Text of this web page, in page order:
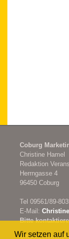
Wir setzen auf
Coburg
Christine Hamel
Redaktion
Herrngasse 4
96450 Coburg
Tel 09561/89-
E-Mail:
Bitte